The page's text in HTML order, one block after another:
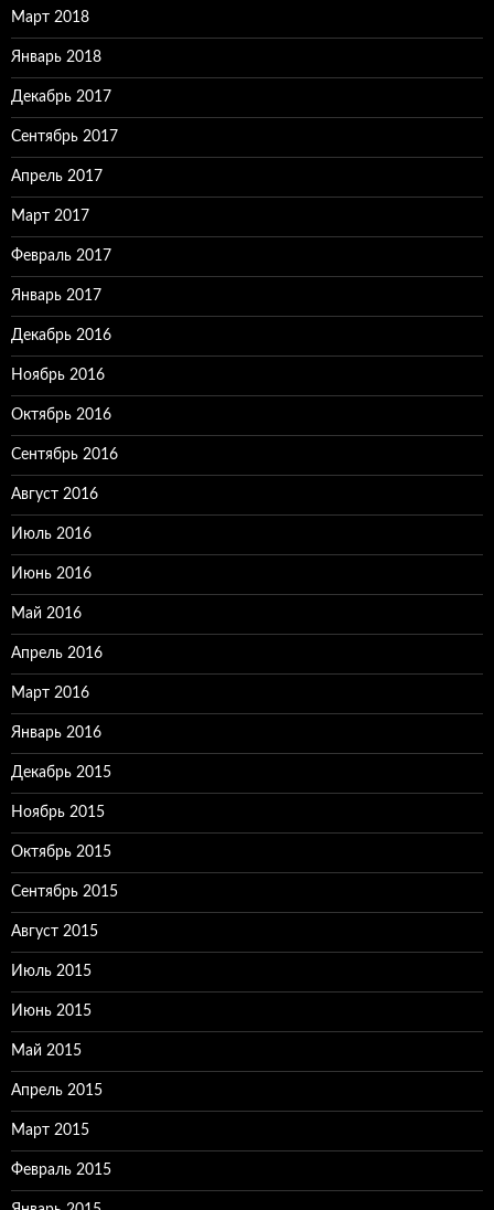
Март 2018
Январь 2018
Декабрь 2017
Сентябрь 2017
Апрель 2017
Март 2017
Февраль 2017
Январь 2017
Декабрь 2016
Ноябрь 2016
Октябрь 2016
Сентябрь 2016
Август 2016
Июль 2016
Июнь 2016
Май 2016
Апрель 2016
Март 2016
Январь 2016
Декабрь 2015
Ноябрь 2015
Октябрь 2015
Сентябрь 2015
Август 2015
Июль 2015
Июнь 2015
Май 2015
Апрель 2015
Март 2015
Февраль 2015